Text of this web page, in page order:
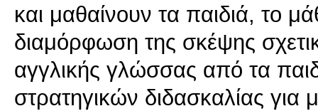
και μαθαίνουν τα παιδιά, το
διαμόρφωση της σκέψης
αγγλικής γλώσσας από τα
στρατηγικών διδασκαλίας για